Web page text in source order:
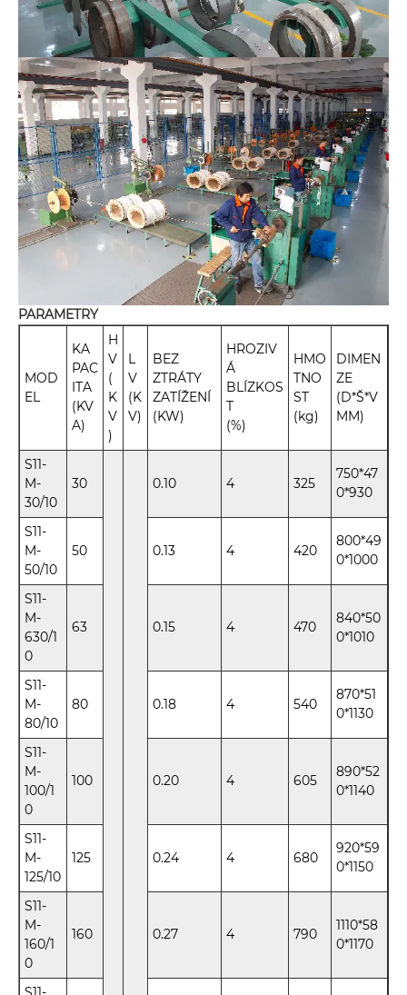
PARAMETRY
MOD
EL
KA
PAC
ITA
(KV
A)
H
V
(
K
V
)
L
V
(K
V)
BEZ
ZTRÁTY
ZATÍŽENÍ
(KW)
HROZIV
Á
BLÍZKOS
T
(%)
HMO
TNO
ST
(kg)
DIMEN
ZE
(D*Š*V
MM)
S11-
M-
30/10
30 0.10 4 325
750*47
0*930
S11-
M-
50/10
50 0.13 4 420
800*49
0*1000
S11-
M-
630/1
0
63 0.15 4 470
840*50
0*1010
S11-
M-
80/10
80 0.18 4 540
870*51
0*1130
S11-
M-
100/1
0
100 0.20 4 605
890*52
0*1140
S11-
M-
125/10
125 0.24 4 680
920*59
0*1150
S11-
M-
160/1
0
160 0.27 4 790
1110*58
0*1170